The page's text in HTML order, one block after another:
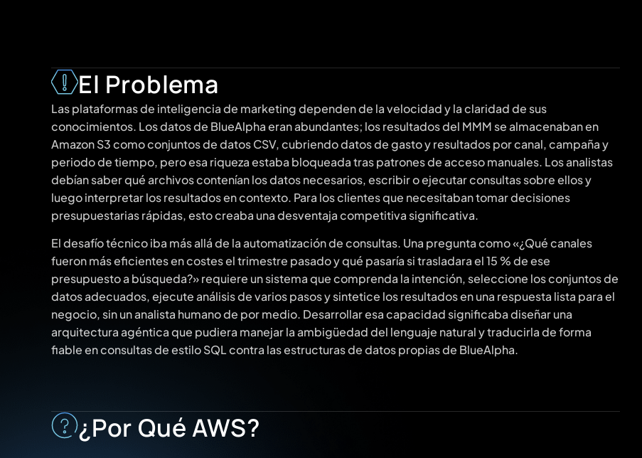
El Problema
Las plataformas de inteligencia de marketing dependen de la velocidad y la claridad de sus
conocimientos. Los datos de BlueAlpha eran abundantes; los resultados del MMM se almacenaban en
Amazon S3 como conjuntos de datos CSV, cubriendo datos de gasto y resultados por canal, campaña y
periodo de tiempo, pero esa riqueza estaba bloqueada tras patrones de acceso manuales. Los analistas
debían saber qué archivos contenían los datos necesarios, escribir o ejecutar consultas sobre ellos y
luego interpretar los resultados en contexto. Para los clientes que necesitaban tomar decisiones
presupuestarias rápidas, esto creaba una desventaja competitiva significativa.
El desafío técnico iba más allá de la automatización de consultas. Una pregunta como «¿Qué canales
fueron más eficientes en costes el trimestre pasado y qué pasaría si trasladara el 15 % de ese
presupuesto a búsqueda?» requiere un sistema que comprenda la intención, seleccione los conjuntos de
datos adecuados, ejecute análisis de varios pasos y sintetice los resultados en una respuesta lista para el
negocio, sin un analista humano de por medio. Desarrollar esa capacidad significaba diseñar una
arquitectura agéntica que pudiera manejar la ambigüedad del lenguaje natural y traducirla de forma
fiable en consultas de estilo SQL contra las estructuras de datos propias de BlueAlpha.
¿Por Qué AWS?